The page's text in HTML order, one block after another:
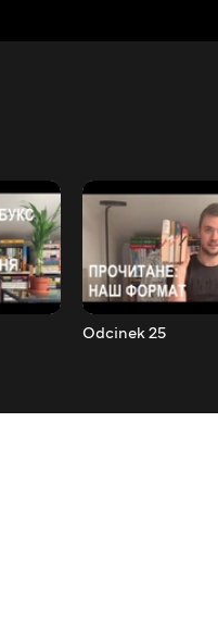
Odcinek 25